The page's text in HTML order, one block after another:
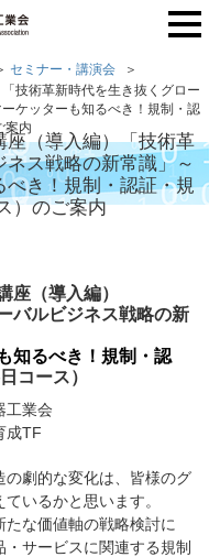
セミナー・講演会
技術革新時代を生き抜くグロー
ケッターも知るべき！規制・認
案内
（導入編）「技術革
ス戦略の新常識」～
べき！規制・認証・規
）のご案内
座（導入編）
バルビジネス戦略の新
知るべき！規制・認
コース）
工業会
TF
劇的な変化は、皆様のグ
いるかと思います。
な価値軸の戦略検討に
サービスに関連する規制